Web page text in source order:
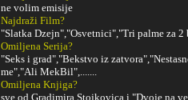
ne volim emisije
Najdraži Film?
"Slatka Dzejn","Osvetnici","Tri palme za
Omiljena Serija?
"Seks i grad","Bekstvo iz
me","Ali MekBil",.......
Omiljena Knjiga?
sve od Gradimira Stojkovica i "Dvoje na